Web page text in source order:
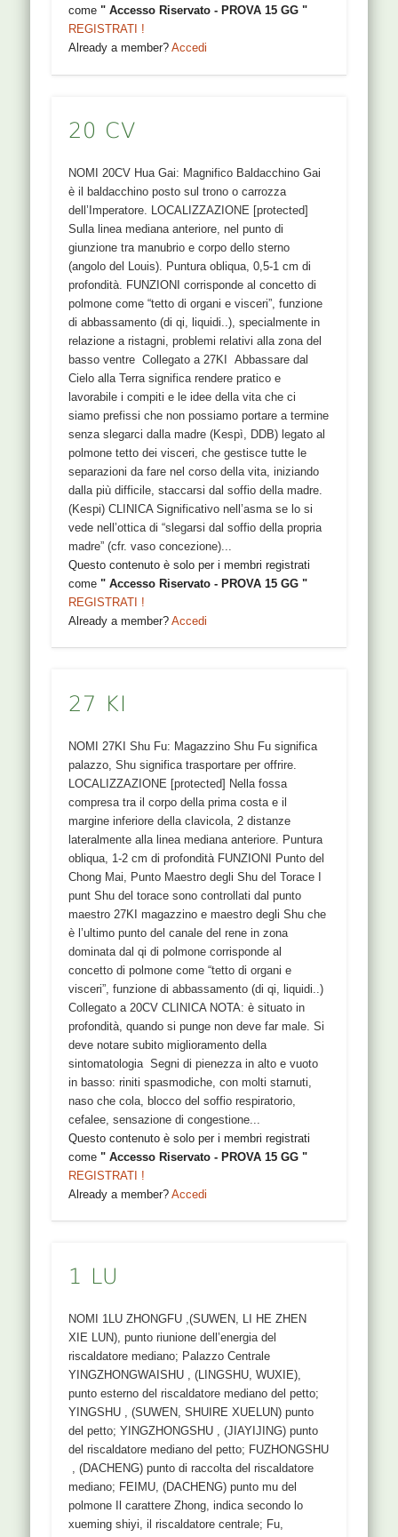
come" Accesso Riservato - PROVA 15 GG "
REGISTRATI !
Already a member?Accedi
20 CV
NOMI 20CV Hua Gai: Magnifico Baldacchino Gai
è il baldacchino posto sul trono o carrozza
dell’Imperatore. LOCALIZZAZIONE [protected]
Sulla linea mediana anteriore, nel punto di
giunzione tra manubrio e corpo dello sterno
(angolo del Louis). Puntura obliqua, 0,5-1 cm di
profondità. FUNZIONI corrisponde al concetto di
polmone come “tetto di organi e visceri”, funzione
di abbassamento (di qi, liquidi..), specialmente in
relazione a ristagni, problemi relativi alla zona del
basso ventre Collegato a 27KI Abbassare dal
Cielo alla Terra significa rendere pratico e
lavorabile i compiti e le idee della vita che ci
siamo prefissi che non possiamo portare a termine
senza slegarci dalla madre (Kespì, DDB) legato al
polmone tetto dei visceri, che gestisce tutte le
separazioni da fare nel corso della vita, iniziando
dalla più difficile, staccarsi dal soffio della madre.
(Kespi) CLINICA Significativo nell’asma se lo si
vede nell’ottica di “slegarsi dal soffio della propria
madre” (cfr. vaso concezione)...
Questo contenuto è solo per i membri registrati
come" Accesso Riservato - PROVA 15 GG "
REGISTRATI !
Already a member?Accedi
27 KI
NOMI 27KI Shu Fu: Magazzino Shu Fu significa
palazzo, Shu significa trasportare per offrire.
LOCALIZZAZIONE [protected] Nella fossa
compresa tra il corpo della prima costa e il
margine inferiore della clavicola, 2 distanze
lateralmente alla linea mediana anteriore. Puntura
obliqua, 1-2 cm di profondità FUNZIONI Punto del
Chong Mai, Punto Maestro degli Shu del Torace I
punt Shu del torace sono controllati dal punto
maestro 27KI magazzino e maestro degli Shu che
è l’ultimo punto del canale del rene in zona
dominata dal qi di polmone corrisponde al
concetto di polmone come “tetto di organi e
visceri”, funzione di abbassamento (di qi, liquidi..)
Collegato a 20CV CLINICA NOTA: è situato in
profondità, quando si punge non deve far male. Si
deve notare subito miglioramento della
sintomatologia Segni di pienezza in alto e vuoto
in basso: riniti spasmodiche, con molti starnuti,
naso che cola, blocco del soffio respiratorio,
cefalee, sensazione di congestione...
Questo contenuto è solo per i membri registrati
come" Accesso Riservato - PROVA 15 GG "
REGISTRATI !
Already a member?Accedi
1 LU
NOMI 1LU ZHONGFU ,(SUWEN, LI HE ZHEN
XIE LUN), punto riunione dell’energia del
riscaldatore mediano; Palazzo Centrale
YINGZHONGWAISHU , (LINGSHU, WUXIE),
punto esterno del riscaldatore mediano del petto;
YINGSHU , (SUWEN, SHUIRE XUELUN) punto
del petto; YINGZHONGSHU , (JIAYIJING) punto
del riscaldatore mediano del petto; FUZHONGSHU
, (DACHENG) punto di raccolta del riscaldatore
mediano; FEIMU, (DACHENG) punto mu del
polmone Il carattere Zhong, indica secondo lo
xueming shiyi, il riscaldatore centrale; Fu,